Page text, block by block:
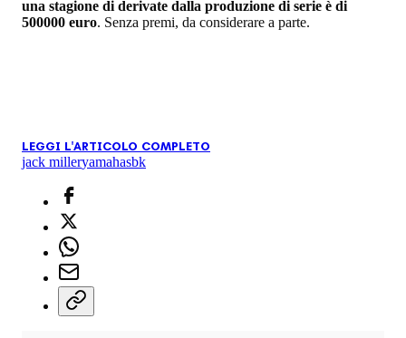
una stagione di derivate dalla produzione di serie è di
500000 euro. Senza premi, da considerare a parte.
LEGGI L'ARTICOLO COMPLETO
jack milleryamahasbk